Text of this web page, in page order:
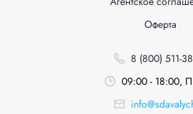
Оферта
8 (800) 511-
09:00 - 18:00,